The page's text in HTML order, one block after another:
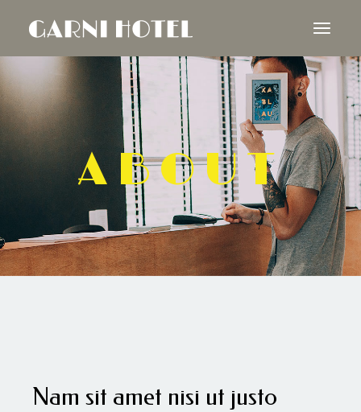
ABOUT
Nam sit amet nisi ut justo